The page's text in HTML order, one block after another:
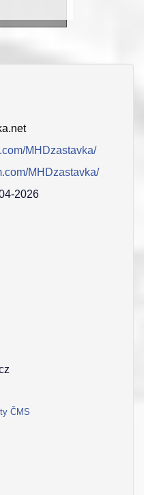
MHDzastavka/
MHDzastavka/
2026
ČMS